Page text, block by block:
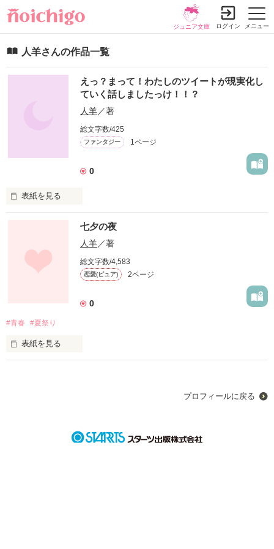
メニュー
ジュニア文庫 ログイン
人羊さんの作品一覧
えっ？まって！わたしのツイートが現実化し
ていく話しましたっけ！！？
人羊／著
総文字数/425
ファンタジー 1ページ
0
表紙を見る
くらの想像力豊かなツイートが次々と現実化して彼女を取り巻
く日常に変化の兆しが――――？
作品を読む
七夕の夜
人羊／著
総文字数/4,583
恋愛(ピュア) 2ページ
0
#青春 #夏祭り
表紙を見る
プロフィールに戻る